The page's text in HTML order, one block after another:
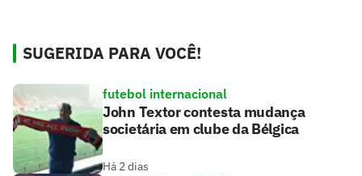
SUGERIDA PARA VOCÊ!
futebol internacional
John Textor contesta mudança
societária em clube da Bélgica
Há 2 dias